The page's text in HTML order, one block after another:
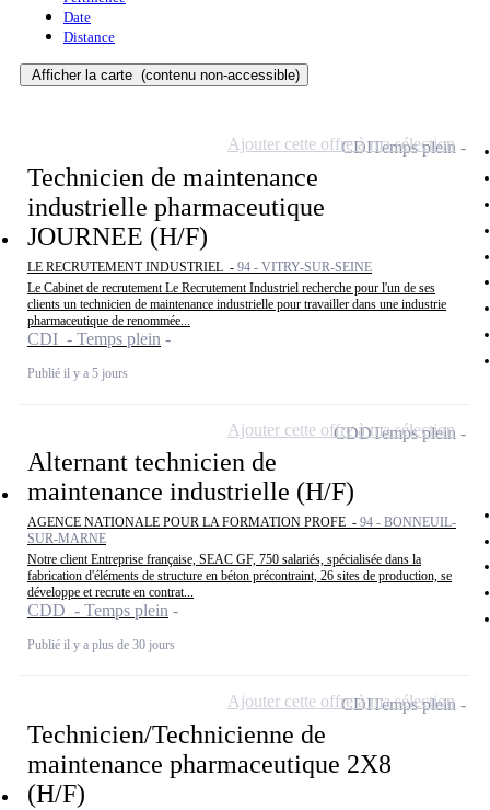
Date
Distance
Afficher la carte (contenu non-accessible)
Technicien de maintenance
industrielle pharmaceutique
JOURNEE (H/F)
LE RECRUTEMENT INDUSTRIEL - 94 - VITRY-SUR-SEINE
Le Cabinet de recrutement Le Recrutement Industriel recherche pour l'un de ses
clients un technicien de maintenance industrielle pour travailler dans une industrie
pharmaceutique de renommée...
CDI - Temps plein
Publié il y a 5 jours
CDITemps plein
Ajouter cette offre à ma sélection
Alternant technicien de
maintenance industrielle (H/F)
AGENCE NATIONALE POUR LA FORMATION PROFE - 94 - BONNEUIL-
SUR-MARNE
Notre client Entreprise française, SEAC GF, 750 salariés, spécialisée dans la
fabrication d'éléments de structure en béton précontraint, 26 sites de production, se
développe et recrute en contrat...
CDD - Temps plein
Publié il y a plus de 30 jours
CDDTemps plein
Ajouter cette offre à ma sélection
Technicien/Technicienne de
maintenance pharmaceutique 2X8
(H/F)
CDITemps plein
Ajouter cette offre à ma sélection